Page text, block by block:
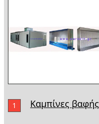
1 Καμπίνες βαφής